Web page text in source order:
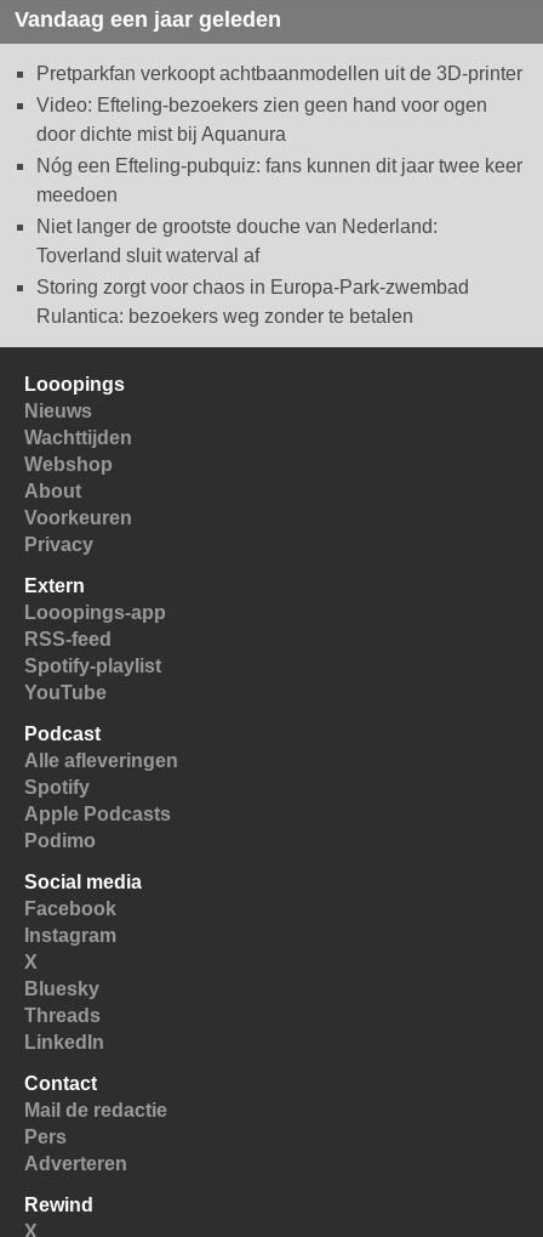
Vandaag een jaar geleden
Pretparkfan verkoopt achtbaanmodellen uit de 3D-printer
Video: Efteling-bezoekers zien geen hand voor ogen
door dichte mist bij Aquanura
Nóg een Efteling-pubquiz: fans kunnen dit jaar twee keer
meedoen
Niet langer de grootste douche van Nederland:
Toverland sluit waterval af
Storing zorgt voor chaos in Europa-Park-zwembad
Rulantica: bezoekers weg zonder te betalen
Looopings
Nieuws
Wachttijden
Webshop
About
Voorkeuren
Privacy
Extern
Looopings-app
RSS-feed
Spotify-playlist
YouTube
Podcast
Alle afleveringen
Spotify
Apple Podcasts
Podimo
Social media
Facebook
Instagram
X
Bluesky
Threads
LinkedIn
Contact
Mail de redactie
Pers
Adverteren
Rewind
X